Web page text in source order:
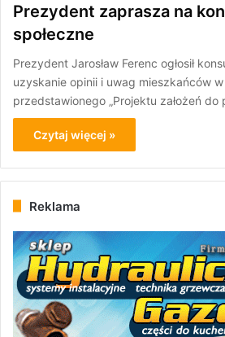
Prezydent zaprasza na
społeczne
Prezydent Jarosław Ferenc ogłosił
uzyskanie opinii i uwag mieszkańców
przedstawionego „Projektu założeń
Czytaj więcej »
Reklama